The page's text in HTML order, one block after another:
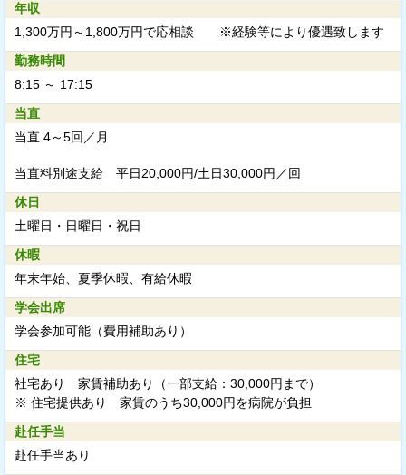
年収
1,300万円～1,800万円で応相談 ※経験等により優遇致します
勤務時間
8:15 ～ 17:15
当直
当直 4～5回／月
当直料別途支給
平日20,000円/土日30,000円／回
休日
土曜日・日曜日・祝日
休暇
年末年始、夏季休暇、有給休暇
学会出席
学会参加可能（費用補助あり）
住宅
社宅あり 家賃補助あり（一部支給：30,000円まで）
※ 住宅提供あり 家賃のうち30,000円を病院が負担
赴任手当
赴任手当あり